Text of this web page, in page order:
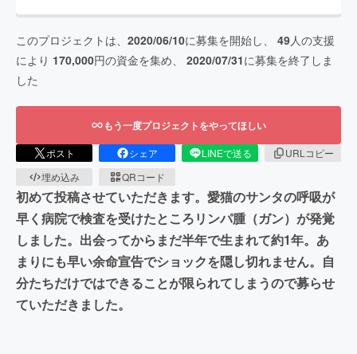
このプロジェクトは、 2020/06/10に募集を開始し、 49人の支援
により 170,000円の資金を集め、 2020/07/31に募集を終了しま
した
もう一度プロジェクトをやってほしい
ポスト シェア LINEで送る
URLコピー
埋め込み
QRコード
初めて投稿させていただきます。愛猫のサンタの呼吸が
早く病院で検査を受けたところリンパ腫（ガン）が発覚
しました。出会ってからまだ半年で生まれて約1年。あ
まりにも早い余命宣告でショックを隠し切れません。自
分たちだけではできることが限られてしまうので募らせ
ていただきました。